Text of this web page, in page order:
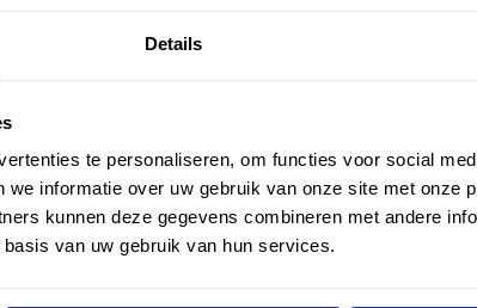
Details
te personaliseren, om functies voor social
informatie over uw gebruik van onze site met onze
kunnen deze gegevens combineren met andere
van uw gebruik van hun services.
die de vragenlijst hebben beantwoord. Uniek